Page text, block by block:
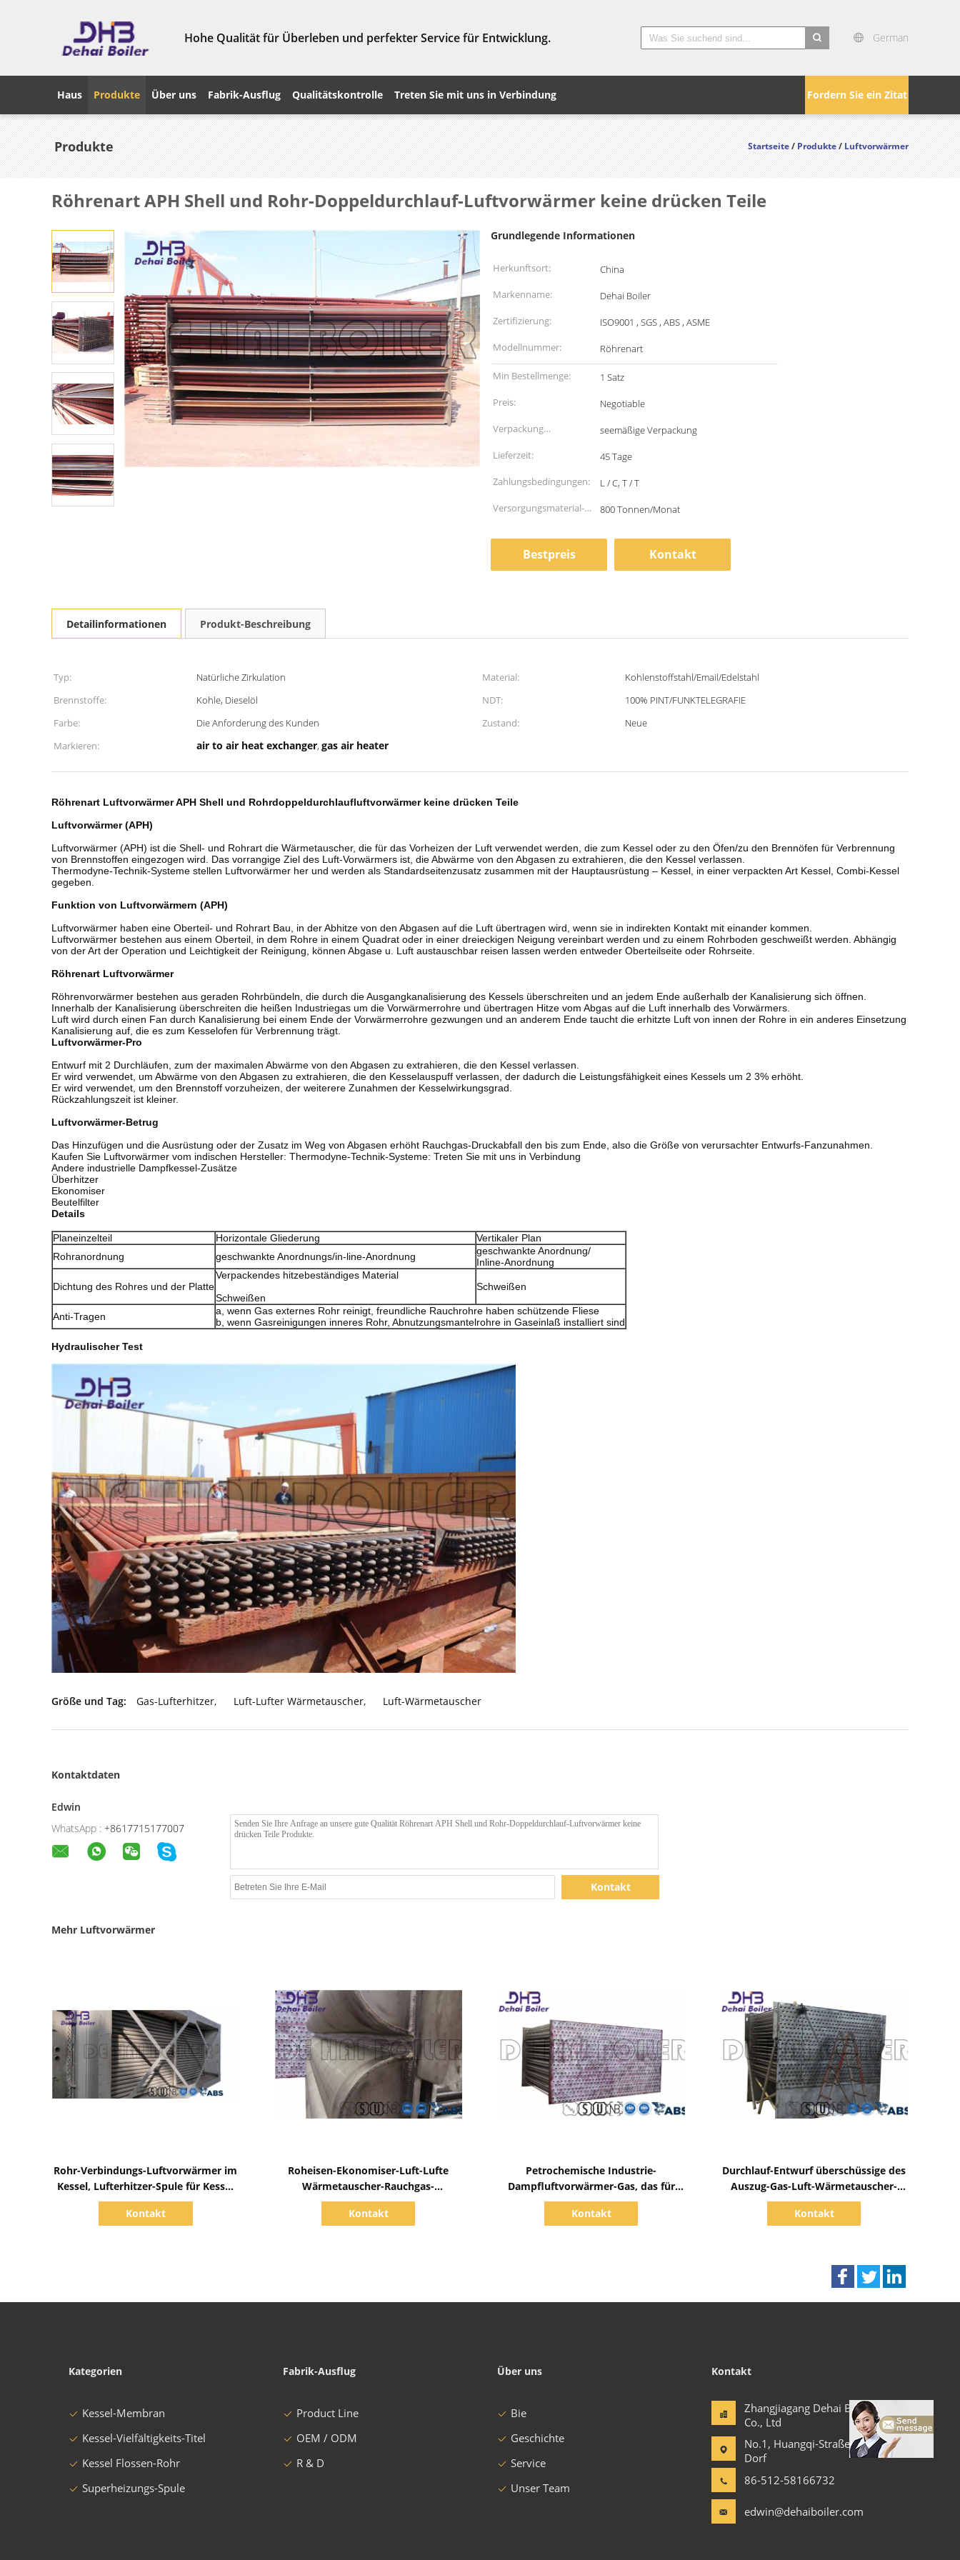
Hohe Qualität für Überleben und perfekter Service für Entwicklung. German
Fordern Sie ein Zitat
Haus Produkte Über uns Fabrik-Ausflug Qualitätskontrolle Treten Sie mit uns in Verbindung
Produkte Startseite/Produkte/Luftvorwärmer
Röhrenart APH Shell und Rohr-Doppeldurchlauf-Luftvorwärmer keine drücken Teile
Grundlegende Informationen
Herkunftsort:
China
Markenname:
Dehai Boiler
Zertifizierung:
ISO9001 , SGS , ABS , ASME
Modellnummer:
Röhrenart
Min Bestellmenge:
1 Satz
Preis:
Negotiable
Verpackung
Informationen:
seemäßige Verpackung
Lieferzeit:
45 Tage
Zahlungsbedingungen:
L / C, T / T
Versorgungsmaterial-
800 Tonnen/Monat
Bestpreis Kontakt
Detailinformationen Produkt-Beschreibung
Typ: Natürliche Zirkulation Material:
Kohlenstoffstahl/Email/Edelstahl
Brennstoffe:
Kohle, Dieselöl NDT:
100% PINT/FUNKTELEGRAFIE
Farbe:
Die Anforderung des Kunden Zustand:
Neue
Markieren:
air to air heat exchanger, gas air heater
Röhrenart Luftvorwärmer APH Shell und Rohrdoppeldurchlaufluftvorwärmer keine drücken Teile
Luftvorwärmer (APH)
Luftvorwärmer (APH) ist die Shell- und Rohrart die Wärmetauscher, die für das Vorheizen der Luft verwendet werden, die zum Kessel oder zu den Öfen/zu den Brennöfen für Verbrennung
von Brennstoffen eingezogen wird. Das vorrangige Ziel des Luft-Vorwärmers ist, die Abwärme von den Abgasen zu extrahieren, die den Kessel verlassen.
Thermodyne-Technik-Systeme stellen Luftvorwärmer her und werden als Standardseitenzusatz zusammen mit der Hauptausrüstung – Kessel, in einer verpackten Art Kessel, Combi-Kessel
gegeben.
Funktion von Luftvorwärmern (APH)
Luftvorwärmer haben eine Oberteil- und Rohrart Bau, in der Abhitze von den Abgasen auf die Luft übertragen wird, wenn sie in indirekten Kontakt mit einander kommen.
Luftvorwärmer bestehen aus einem Oberteil, in dem Rohre in einem Quadrat oder in einer dreieckigen Neigung vereinbart werden und zu einem Rohrboden geschweißt werden. Abhängig
von der Art der Operation und Leichtigkeit der Reinigung, können Abgase u. Luft austauschbar reisen lassen werden entweder Oberteilseite oder Rohrseite.
Röhrenart Luftvorwärmer
Röhrenvorwärmer bestehen aus geraden Rohrbündeln, die durch die Ausgangkanalisierung des Kessels überschreiten und an jedem Ende außerhalb der Kanalisierung sich öffnen.
Innerhalb der Kanalisierung überschreiten die heißen Industriegas um die Vorwärmerrohre und übertragen Hitze vom Abgas auf die Luft innerhalb des Vorwärmers.
Luft wird durch einen Fan durch Kanalisierung bei einem Ende der Vorwärmerrohre gezwungen und an anderem Ende taucht die erhitzte Luft von innen der Rohre in ein anderes Einsetzung
Kanalisierung auf, die es zum Kesselofen für Verbrennung trägt.
Luftvorwärmer-Pro
Entwurf mit 2 Durchläufen, zum der maximalen Abwärme von den Abgasen zu extrahieren, die den Kessel verlassen.
Er wird verwendet, um Abwärme von den Abgasen zu extrahieren, die den Kesselauspuff verlassen, der dadurch die Leistungsfähigkeit eines Kessels um 2 3% erhöht.
Er wird verwendet, um den Brennstoff vorzuheizen, der weiterere Zunahmen der Kesselwirkungsgrad.
Rückzahlungszeit ist kleiner.
Luftvorwärmer-Betrug
Das Hinzufügen und die Ausrüstung oder der Zusatz im Weg von Abgasen erhöht Rauchgas-Druckabfall den bis zum Ende, also die Größe von verursachter Entwurfs-Fanzunahmen.
Kaufen Sie Luftvorwärmer vom indischen Hersteller: Thermodyne-Technik-Systeme: Treten Sie mit uns in Verbindung
Andere industrielle Dampfkessel-Zusätze
Überhitzer
Ekonomiser
Beutelfilter
Details
Planeinzelteil Horizontale Gliederung
Vertikaler Plan
Rohranordnung
geschwankte Anordnungs/in-line-Anordnung
geschwankte Anordnung/
Inline-Anordnung
Dichtung des Rohres und der Platte
Verpackendes hitzebeständiges Material
Schweißen
Schweißen
Anti-Tragen
a, wenn Gas externes Rohr reinigt, freundliche Rauchrohre haben schützende Fliese
b, wenn Gasreinigungen inneres Rohr, Abnutzungsmantelrohre in Gaseinlaß installiert sind
Hydraulischer Test
Größe und Tag: Gas-Lufterhitzer, Luft-Lufter Wärmetauscher, Luft-Wärmetauscher
Kontaktdaten
Edwin
WhatsApp : +8617715177007
Kontakt
Mehr Luftvorwärmer
Rohr-Verbindungs-Luftvorwärmer im
Kessel, Lufterhitzer-Spule für Kessel
Aph
Kontakt
Roheisen-Ekonomiser-Luft-Lufte
Wärmetauscher-Rauchgas-
Heizelemente
Kontakt
Petrochemische Industrie-
Dampfluftvorwärmer-Gas, das für
schnelle Verbrennung kondensiert
Kontakt
Durchlauf-Entwurf überschüssige des
Auszug-Gas-Luft-Wärmetauscher-
Dampfluftheizungs-zusätzlicher
Zusatz-2
Kontakt
Kategorien
Kessel-Membran
Kessel-Vielfältigkeits-Titel
Kessel Flossen-Rohr
Superheizungs-Spule
Fabrik-Ausflug
Product Line
OEM / ODM
R & D
Über uns
Bie
Geschichte
Service
Unser Team
Kontakt
Zhangjiagang Dehai Boiler
Co., Ltd
No.1, Huangqi-Straße, Li-
Dorf
86-512-58166732
edwin@dehaiboiler.com